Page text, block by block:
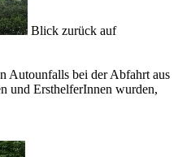
Blick zurück auf
Autounfalls bei der Abfahrt aus
und ErsthelferInnen wurden,